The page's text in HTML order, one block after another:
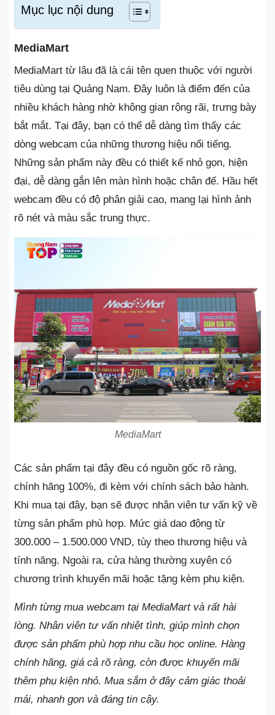
Mục lục nội dung
MediaMart
MediaMart từ lâu đã là cái tên quen thuộc với người
tiêu dùng tại Quảng Nam. Đây luôn là điểm đến của
nhiều khách hàng nhờ không gian rộng rãi, trưng bày
bắt mắt. Tại đây, bạn có thể dễ dàng tìm thấy các
dòng webcam của những thương hiệu nổi tiếng.
Những sản phẩm này đều có thiết kế nhỏ gọn, hiện
đại, dễ dàng gắn lên màn hình hoặc chân đế. Hầu hết
webcam đều có độ phân giải cao, mang lại hình ảnh
rõ nét và màu sắc trung thực.
MediaMart
Các sản phẩm tại đây đều có nguồn gốc rõ ràng,
chính hãng 100%, đi kèm với chính sách bảo hành.
Khi mua tại đây, bạn sẽ được nhân viên tư vấn kỹ về
từng sản phẩm phù hợp. Mức giá dao động từ
300.000 – 1.500.000 VND, tùy theo thương hiệu và
tính năng. Ngoài ra, cửa hàng thường xuyên có
chương trình khuyến mãi hoặc tặng kèm phụ kiện.
Mình từng mua webcam tại MediaMart và rất hài
lòng. Nhân viên tư vấn nhiệt tình, giúp mình chọn
được sản phẩm phù hợp nhu cầu học online. Hàng
chính hãng, giá cả rõ ràng, còn được khuyến mãi
thêm phụ kiện nhỏ. Mua sắm ở đây cảm giác thoải
mái, nhanh gọn và đáng tin cậy.